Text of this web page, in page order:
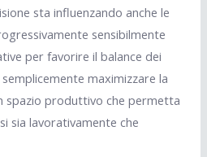
sta influenzando anche le
sensibilmente
per favorire il balance dei
maximizzare la
spazio produttivo che permetta
sia lavorativamente che